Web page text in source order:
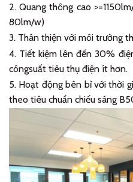
2. Quang thông cao
80lm/w)
3. Thân thiện với môi trường
4. Tiết kiệm lên đến 30%
côngsuất tiêu thụ điện ít hơn.
5. Hoạt động bên bỉ với thời
theo tiêu chuẩn chiếu sáng